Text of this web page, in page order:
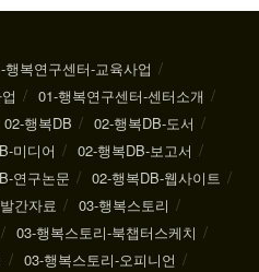
행복연구센터-교육사업
01-행복연구센터-센터소개
02-행복DB
02-행복DB-도서
미디어
02-행복DB-보고서
연구논문
02-행복DB-웹사이트
간자료
03-행복스토리
03-행복스토리-북챕터스케치
03-행복스토리-오피니언